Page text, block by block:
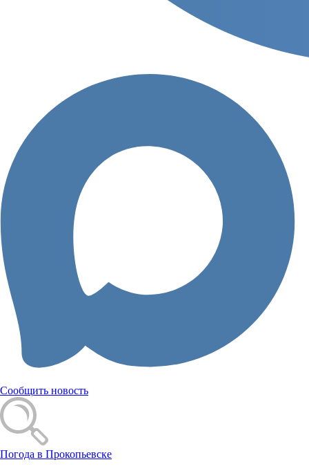
Сообщить новость
Погода в Прокопьевске